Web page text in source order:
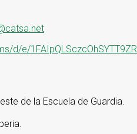
d/e/
de la Escuela de Guardia.